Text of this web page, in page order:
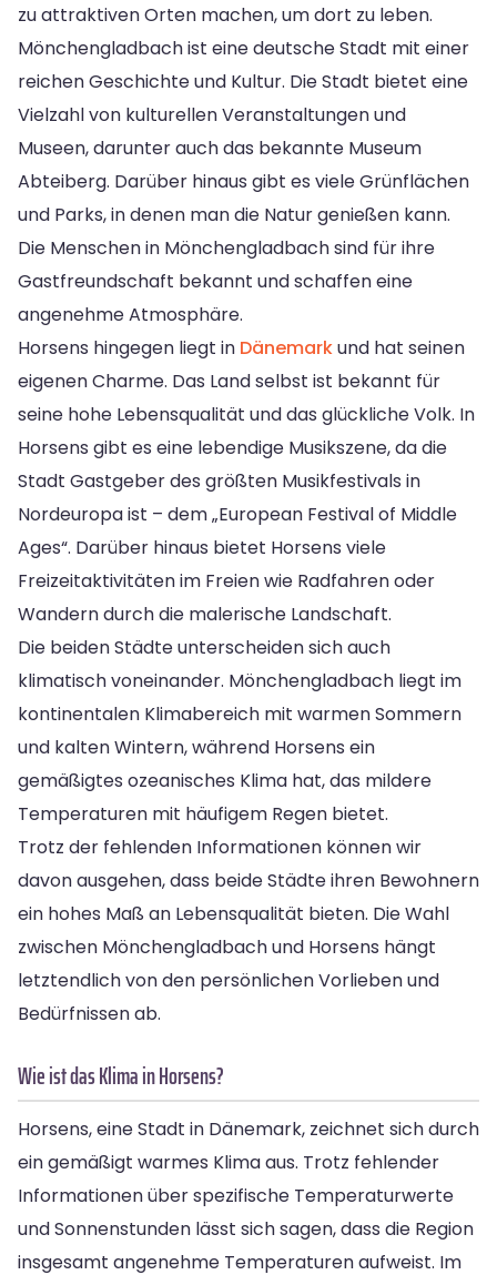
zu attraktiven Orten machen, um dort zu leben.
Mönchengladbach ist eine deutsche Stadt mit einer
reichen Geschichte und Kultur. Die Stadt bietet eine
Vielzahl von kulturellen Veranstaltungen und
Museen, darunter auch das bekannte Museum
Abteiberg. Darüber hinaus gibt es viele Grünflächen
und Parks, in denen man die Natur genießen kann.
Die Menschen in Mönchengladbach sind für ihre
Gastfreundschaft bekannt und schaffen eine
angenehme Atmosphäre.
Horsens hingegen liegt in Dänemarkund hat seinen
eigenen Charme. Das Land selbst ist bekannt für
seine hohe Lebensqualität und das glückliche Volk. In
Horsens gibt es eine lebendige Musikszene, da die
Stadt Gastgeber des größten Musikfestivals in
Nordeuropa ist – dem „European Festival of Middle
Ages“. Darüber hinaus bietet Horsens viele
Freizeitaktivitäten im Freien wie Radfahren oder
Wandern durch die malerische Landschaft.
Die beiden Städte unterscheiden sich auch
klimatisch voneinander. Mönchengladbach liegt im
kontinentalen Klimabereich mit warmen Sommern
und kalten Wintern, während Horsens ein
gemäßigtes ozeanisches Klima hat, das mildere
Temperaturen mit häufigem Regen bietet.
Trotz der fehlenden Informationen können wir
davon ausgehen, dass beide Städte ihren Bewohnern
ein hohes Maß an Lebensqualität bieten. Die Wahl
zwischen Mönchengladbach und Horsens hängt
letztendlich von den persönlichen Vorlieben und
Bedürfnissen ab.
Wie ist das Klima in Horsens?
Horsens, eine Stadt in Dänemark, zeichnet sich durch
ein gemäßigt warmes Klima aus. Trotz fehlender
Informationen über spezifische Temperaturwerte
und Sonnenstunden lässt sich sagen, dass die Region
insgesamt angenehme Temperaturen aufweist. Im